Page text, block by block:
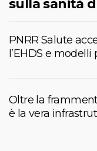
sulla sanità
PNRR Salute
l’EHDS e
Oltre la
è la vera